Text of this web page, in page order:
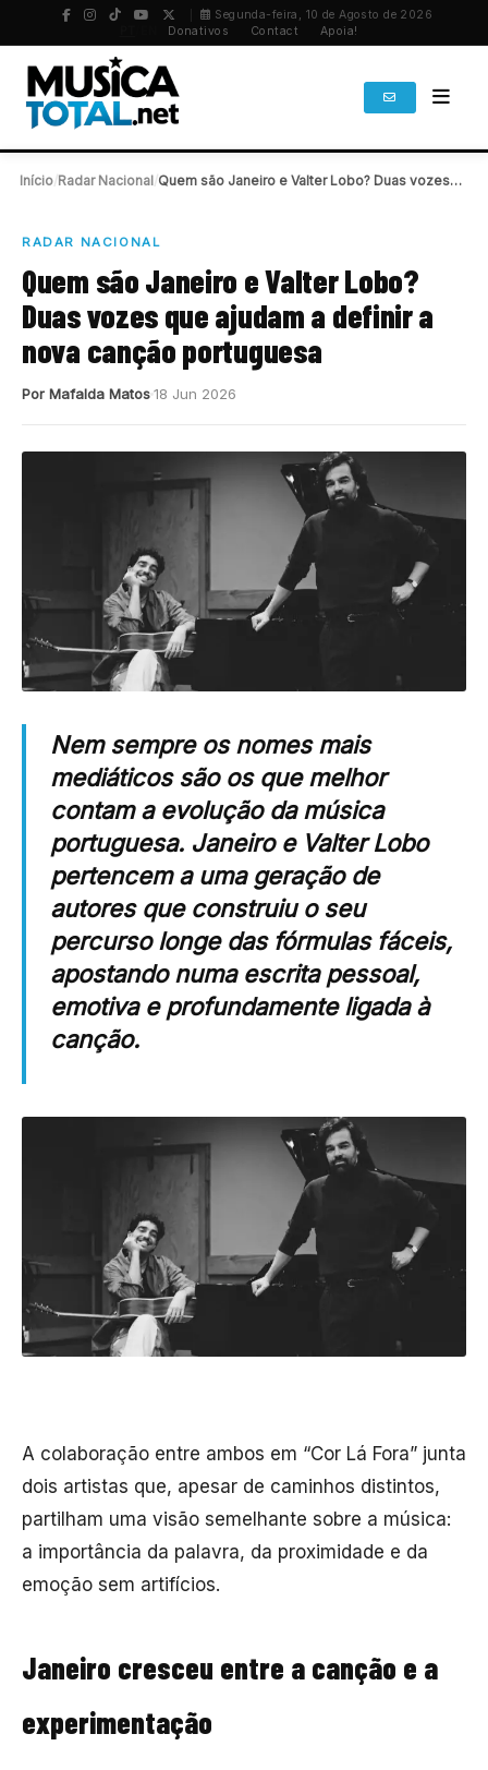
Segunda-feira, 10 de Agosto de 2026
Donativos Contact Apoia!
Início Radar Nacional Quem são Janeiro e Valter Lobo? Duas vozes…
RADAR NACIONAL
Quem são Janeiro e Valter Lobo?
Duas vozes que ajudam a definir a
nova canção portuguesa
Por Mafalda Matos18 Jun 2026
Nem sempre os nomes mais
mediáticos são os que melhor
contam a evolução da música
portuguesa. Janeiro e Valter Lobo
pertencem a uma geração de
autores que construiu o seu
percurso longe das fórmulas fáceis,
apostando numa escrita pessoal,
emotiva e profundamente ligada à
canção.
A colaboração entre ambos em “Cor Lá Fora” junta
dois artistas que, apesar de caminhos distintos,
partilham uma visão semelhante sobre a música:
a importância da palavra, da proximidade e da
emoção sem artifícios.
Janeiro cresceu entre a canção e a
experimentação